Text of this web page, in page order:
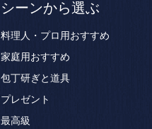
シーンから選ぶ
料理人・プロ用おすすめ
家庭用おすすめ
包丁研ぎと道具
プレゼント
最高級